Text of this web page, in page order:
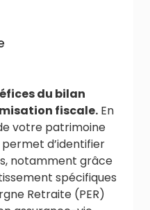
du bilan
fiscale. En
votre patrimoine
d’identifier
notamment grâce
spécifiques
Retraite (PER)